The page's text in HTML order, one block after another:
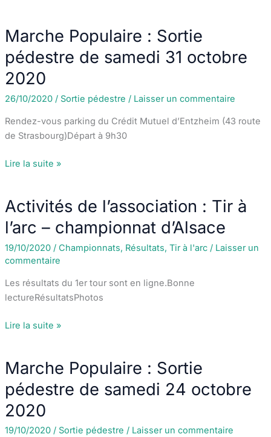
à
l’arc
Marche Populaire : Sortie
pédestre de samedi 31 octobre
2020
26/10/2020 / Sortie pédestre / Laisser un commentaire
Rendez-vous parking du Crédit Mutuel d’Entzheim (43 route
de Strasbourg)Départ à 9h30
Marche
Sortie
pédestre
de
samedi
31
octobre
2020
Lire la suite »
Activités de l’association : Tir à
l’arc – championnat d’Alsace
19/10/2020 / Championnats, Résultats, Tir à l'arc/ Laisser un
commentaire
Les résultats du 1er tour sont en ligne.Bonne
lectureRésultatsPhotos
Activités
à
l’arc
–
Lire la suite »
Marche Populaire : Sortie
pédestre de samedi 24 octobre
2020
19/10/2020 / Sortie pédestre / Laisser un commentaire